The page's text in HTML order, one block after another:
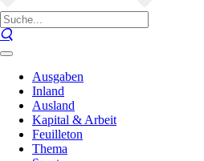
Ausgaben
Inland
Ausland
Kapital & Arbeit
Feuilleton
Thema